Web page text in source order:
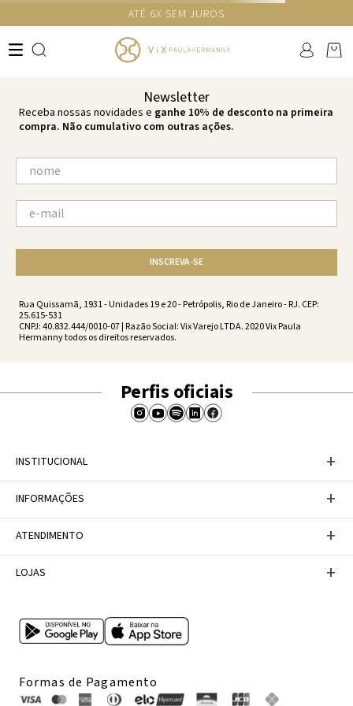
GANHE 10% NA PRIMEIRA COMPRA COM O CUPOM NEWS10
não encontramos resultados para:
'sprite-scales-ripple-tie-sprite-
vc201016-1628'
O que você está procurando?